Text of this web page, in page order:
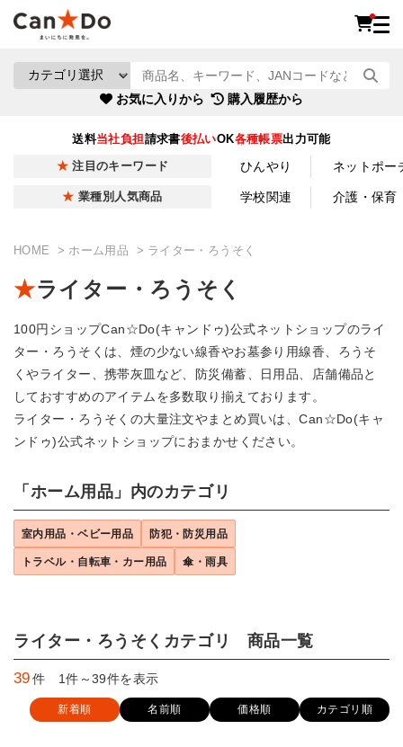
お気に入りから 購入履歴から
送料当社負担請求書後払いOK各種帳票出力可能
注目のキーワード ひんやり ネットポー
業種別人気商品 学校関連 介護・保育
HOME ホーム用品 ライター・ろうそく
ライター・ろうそく
100円ショップCan☆Do(キャンドゥ)公式ネットショップのライ
ター・ろうそくは、煙の少ない線香やお墓参り用線香、ろうそ
くやライター、携帯灰皿など、防災備蓄、日用品、店舗備品と
しておすすめのアイテムを多数取り揃えております。
ライター・ろうそくの大量注文やまとめ買いは、Can☆Do(キャ
ンドゥ)公式ネットショップにおまかせください。
「ホーム用品」内のカテゴリ
室内用品・ベビー用品 防犯・防災用品
トラベル・自転車・カー用品 傘・雨具
ライター・ろうそくカテゴリ 商品一覧
39件 1件～39件を表示
新着順 名前順 価格順 カテゴリ順